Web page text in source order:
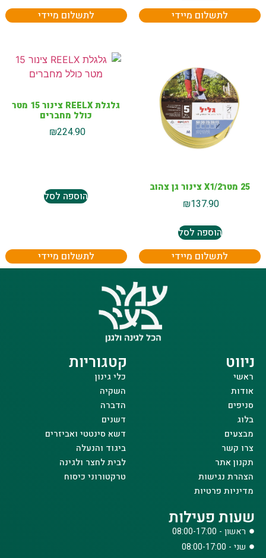
לתשלום מיידי
לתשלום מיידי
25 מטרX1/2 צינור גן צהוב
₪137.90
הוספה לסל
לתשלום מיידי
גלגלת REELX צינור 15 מטר
כולל מחברים
₪224.90
הוספה לסל
לתשלום מיידי
ניווט
ראשי
אודות
סניפים
בלוג
מבצעים
צרו קשר
תקנון אתר
הצהרת נגישות
מדיניות פרטיות
קטגוריות
כלי גינון
השקיה
הדברה
דשנים
דשא סינטטי ואביזרים
ביגוד והנעלה
לבית לחצר ולגינה
טרקטורוני כיסוח
שעות פעילות
ראשון - 08:00-17:00
שני - 08:00-17:00